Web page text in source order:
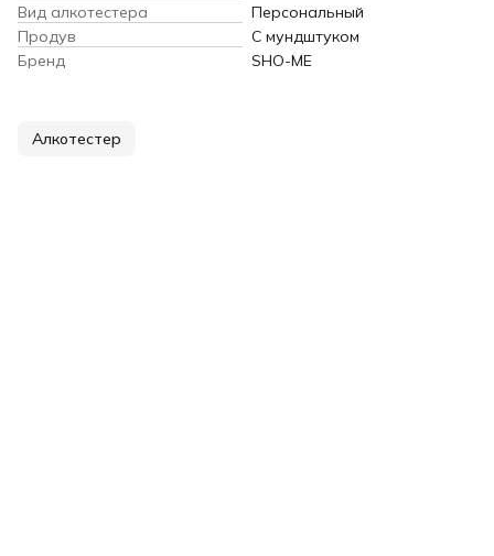
Вид алкотестера
Персональный
Продув
С мундштуком
Бренд
SHO-ME
Алкотестер